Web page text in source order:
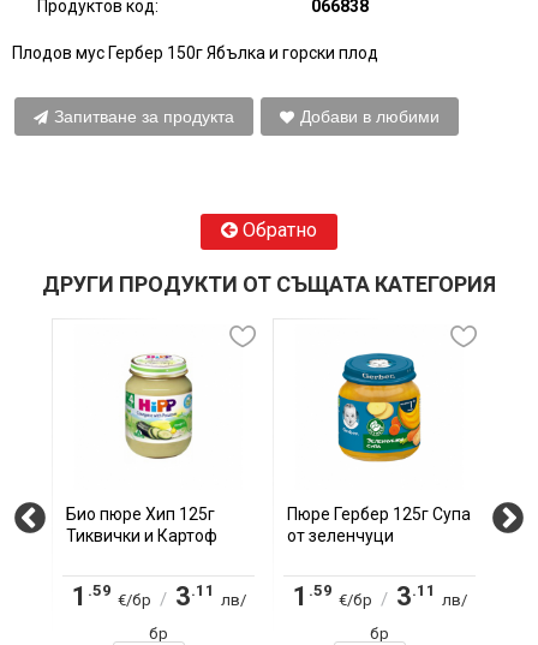
Продуктов код:
066838
Плодов мус Гербер 150г Ябълка и горски плод
Запитване за продукта Добави в любими
Обратно
ДРУГИ ПРОДУКТИ ОТ СЪЩАТА КАТЕГОРИЯ
Био пюре Хип 125г
Тиквички и Картоф
1 .59
€/бр / 3.11
лв/
бр
Пюре Гербер 125г Супа
от зеленчуци
1 .59
€/бр / 3.11
лв/
бр